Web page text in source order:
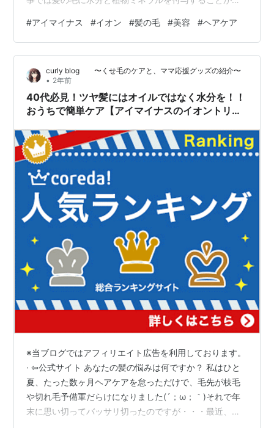
ます。 こんにちはっキュ！ Q太郎とシュゾーだ。 最近髪
の毛がパサパサしてて悩んでるっキュ… 髪の毛に水分と
栄養が足りてないんじゃないか？ 水分と栄養？どうやっ
て補給すればいいっキュ？ そこで、こちらの記事では以
下のような内容についてご紹介していきます！ １．髪の
毛の乾燥に効果あり！「アイマ…
#アイマイナス #イオン #髪の毛 #美容 #ヘアケア
curly blog 〜くせ毛のケアと、ママ応援グッズの紹介〜
• 2年前
40代必見！ツヤ髪にはオイルではなく水分を！！
おうちで簡単ケア【アイマイナスのイオントリー
※当ブログではアフィリエイト広告を利用しております。
· ⇦公式サイト あなたの髪の悩みは何ですか？ 私はひと
夏、たった数ヶ月ヘアケアを怠っただけで、毛先が枝毛
や切れ毛予備軍だらけになりました(´；ω；｀)それで年
末に思い切ってバッサリ切ったのですが・・・最近、ま